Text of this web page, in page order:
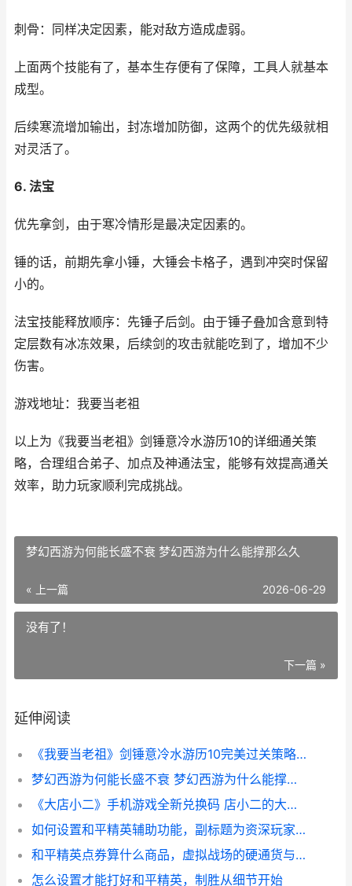
刺骨：同样决定因素，能对敌方造成虚弱。
上面两个技能有了，基本生存便有了保障，工具人就基本
成型。
后续寒流增加输出，封冻增加防御，这两个的优先级就相
对灵活了。
6. 法宝
优先拿剑，由于寒冷情形是最决定因素的。
锤的话，前期先拿小锤，大锤会卡格子，遇到冲突时保留
小的。
法宝技能释放顺序：先锤子后剑。由于锤子叠加含意到特
定层数有冰冻效果，后续剑的攻击就能吃到了，增加不少
伤害。
游戏地址：我要当老祖
以上为《我要当老祖》剑锤意冷水游历10的详细通关策
略，合理组合弟子、加点及神通法宝，能够有效提高通关
效率，助力玩家顺利完成挑战。
梦幻西游为何能长盛不衰 梦幻西游为什么能撑那么久
« 上一篇 2026-06-29
没有了！
下一篇 »
延伸阅读
《我要当老祖》剑锤意冷水游历10完美过关策略 我要当老祖攻略
梦幻西游为何能长盛不衰 梦幻西游为什么能撑那么久
《大店小二》手机游戏全新兑换码 店小二的大致意思
如何设置和平精英辅助功能，副标题为资深玩家的致胜细节指南
和平精英点券算什么商品，虚拟战场的硬通货与情感纽带
怎么设置才能打好和平精英，制胜从细节开始